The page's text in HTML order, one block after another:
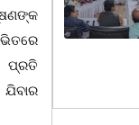
ଭିତରେ
ପ୍ରତି